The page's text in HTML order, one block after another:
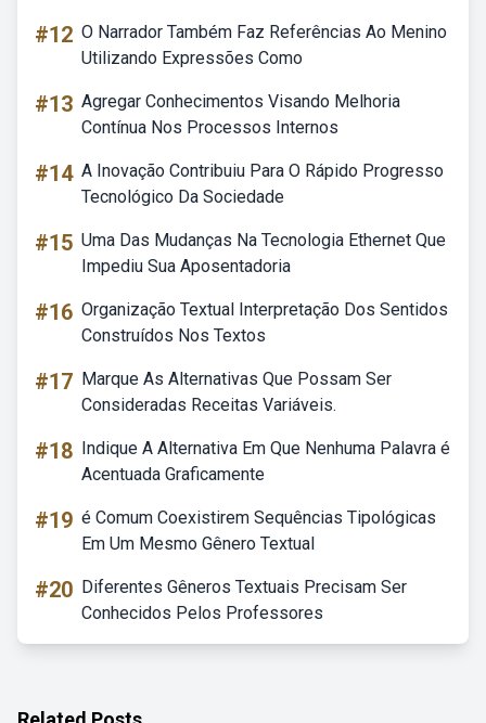
#12 O Narrador Também Faz Referências Ao Menino
Utilizando Expressões Como
#13 Agregar Conhecimentos Visando Melhoria
Contínua Nos Processos Internos
#14 A Inovação Contribuiu Para O Rápido Progresso
Tecnológico Da Sociedade
#15 Uma Das Mudanças Na Tecnologia Ethernet Que
Impediu Sua Aposentadoria
#16 Organização Textual Interpretação Dos Sentidos
Construídos Nos Textos
#17 Marque As Alternativas Que Possam Ser
Consideradas Receitas Variáveis.
#18 Indique A Alternativa Em Que Nenhuma Palavra é
Acentuada Graficamente
#19 é Comum Coexistirem Sequências Tipológicas
Em Um Mesmo Gênero Textual
#20 Diferentes Gêneros Textuais Precisam Ser
Conhecidos Pelos Professores